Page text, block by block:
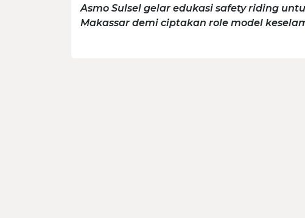
Asmo Sulsel gelar edukasi safety riding
Makassar demi ciptakan role model